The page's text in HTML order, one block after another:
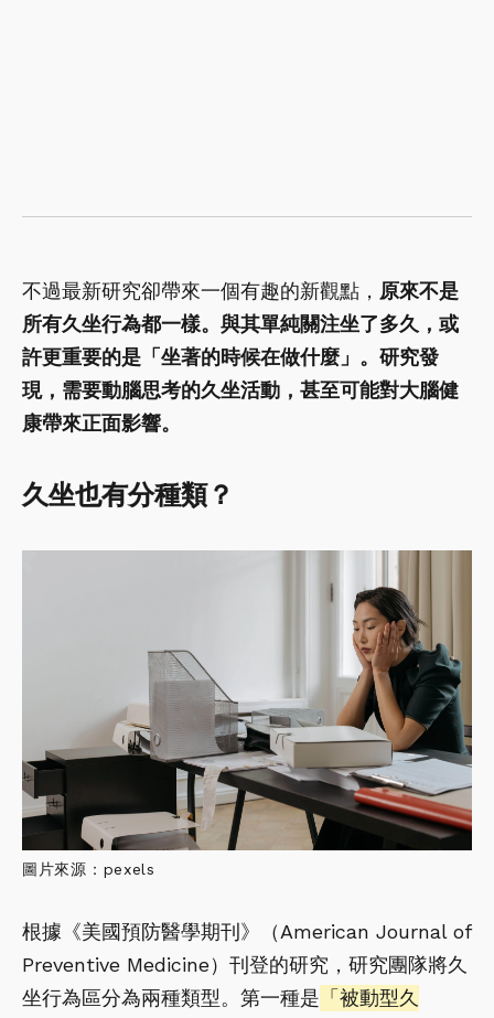
不過最新研究卻帶來一個有趣的新觀點， 原來不是
所有久坐行為都一樣。與其單純關注坐了多久，或
許更重要的是「坐著的時候在做什麼」。研究發
現，需要動腦思考的久坐活動，甚至可能對大腦健
康帶來正面影響。
久坐也有分種類？
圖片來源：pexels
根據《美國預防醫學期刊》（American Journal of
Preventive Medicine）刊登的研究，研究團隊將久
坐行為區分為兩種類型。第一種是 「被動型久